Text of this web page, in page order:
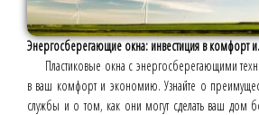
Энергосберегающие окна: инвестиция в комфорт
Пластиковые окна с энергосберегающими
в ваш комфорт и экономию. Узнайте о
службы и о том, как они могут сделать ваш дом